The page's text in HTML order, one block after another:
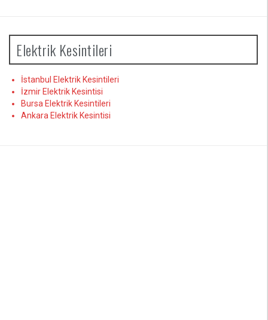
Elektrik Kesintileri
İstanbul Elektrik Kesintileri
İzmir Elektrik Kesintisi
Bursa Elektrik Kesintileri
Ankara Elektrik Kesintisi